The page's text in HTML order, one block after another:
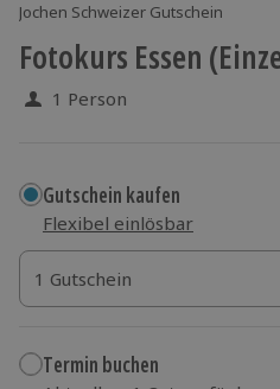
Jochen Schweizer Gutschein
Fotokurs Essen
1 Person
Gutschein kaufen
Flexibel einlösbar
1 Gutschein
1 Gutschein
1 Gutschein
Termin buchen